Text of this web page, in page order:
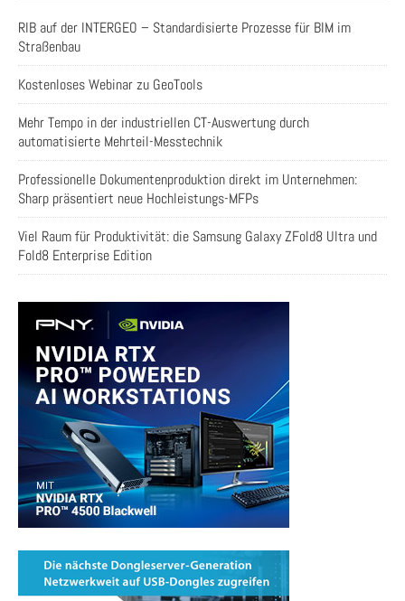
RIB auf der INTERGEO – Standardisierte Prozesse für BIM im
Straßenbau
Kostenloses Webinar zu GeoTools
Mehr Tempo in der industriellen CT-Auswertung durch
automatisierte Mehrteil-Messtechnik
Professionelle Dokumentenproduktion direkt im Unternehmen:
Sharp präsentiert neue Hochleistungs-MFPs
Viel Raum für Produktivität: die Samsung Galaxy ZFold8 Ultra und
Fold8 Enterprise Edition